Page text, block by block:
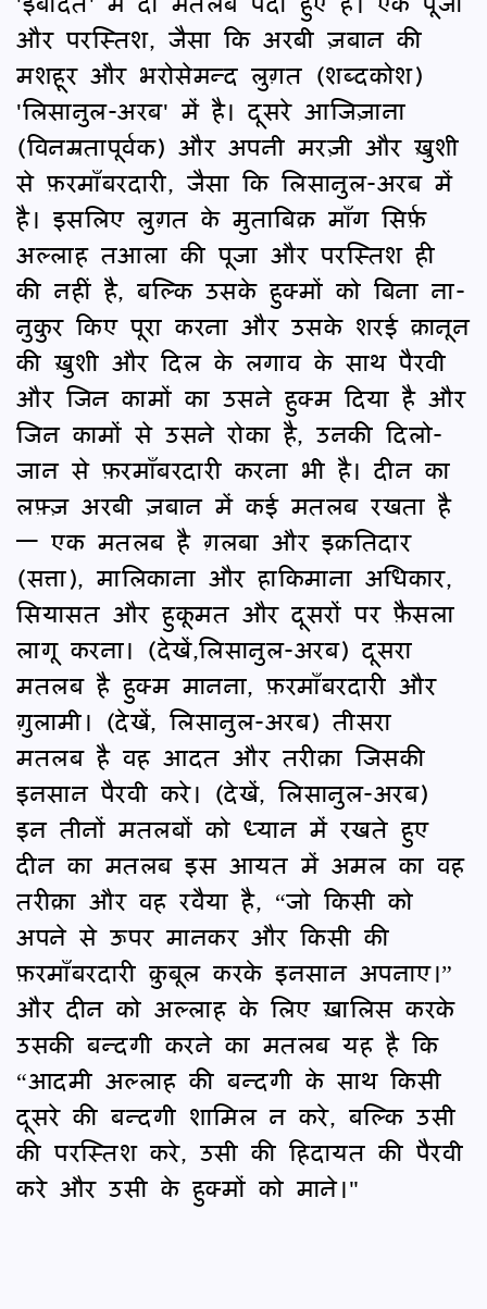
और परस्तिश, जैसा कि अरबी ज़बान की
मशहूर और भरोसेमन्द लुग़त (शब्दकोश)
'लिसानुल-अरब' में है। दूसरे आजिज़ाना
(विनम्रतापूर्वक) और अपनी मरज़ी और ख़ुशी
से फ़रमाँबरदारी, जैसा कि लिसानुल-अरब में
है। इसलिए लुग़त के मुताबिक़ माँग सिर्फ़
अल्लाह तआला की पूजा और परस्तिश ही
की नहीं है, बल्कि उसके हुक्मों को बिना ना-
नुकुर किए पूरा करना और उसके शरई क़ानून
की ख़ुशी और दिल के लगाव के साथ पैरवी
और जिन कामों का उसने हुक्म दिया है और
जिन कामों से उसने रोका है, उनकी दिलो-
जान से फ़रमाँबरदारी करना भी है। दीन का
लफ़्ज़ अरबी ज़बान में कई मतलब रखता है
— एक मतलब है ग़लबा और इक़तिदार
(सत्ता), मालिकाना और हाकिमाना अधिकार,
सियासत और हुकूमत और दूसरों पर फ़ैसला
लागू करना। (देखें,लिसानुल-अरब) दूसरा
मतलब है हुक्म मानना, फ़रमाँबरदारी और
ग़ुलामी। (देखें, लिसानुल-अरब) तीसरा
मतलब है वह आदत और तरीक़ा जिसकी
इनसान पैरवी करे। (देखें, लिसानुल-अरब)
इन तीनों मतलबों को ध्यान में रखते हुए
दीन का मतलब इस आयत में अमल का वह
तरीक़ा और वह रवैया है, “जो किसी को
अपने से ऊपर मानकर और किसी की
फ़रमाँबरदारी क़ुबूल करके इनसान अपनाए।”
और दीन को अल्लाह के लिए ख़ालिस करके
उसकी बन्दगी करने का मतलब यह है कि
“आदमी अल्लाह की बन्दगी के साथ किसी
दूसरे की बन्दगी शामिल न करे, बल्कि उसी
की परस्तिश करे, उसी की हिदायत की पैरवी
करे और उसी के हुक्मों को माने।"